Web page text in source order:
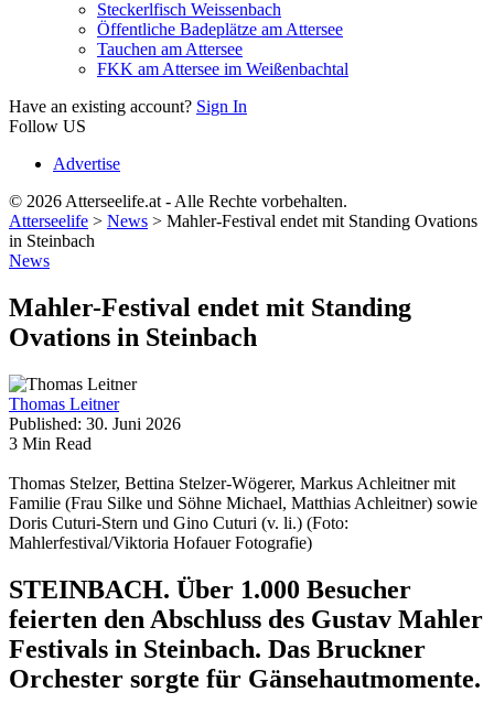
Steckerlfisch Weissenbach
Öffentliche Badeplätze am Attersee
Tauchen am Attersee
FKK am Attersee im Weißenbachtal
Have an existing account? Sign In
Follow US
Advertise
© 2026 Atterseelife.at - Alle Rechte vorbehalten.
Atterseelife > News > Mahler-Festival endet mit Standing Ovations
in Steinbach
News
Mahler-Festival endet mit Standing
Ovations in Steinbach
Thomas Leitner
Published: 30. Juni 2026
3 Min Read
Thomas Stelzer, Bettina Stelzer-Wögerer, Markus Achleitner mit
Familie (Frau Silke und Söhne Michael, Matthias Achleitner) sowie
Doris Cuturi-Stern und Gino Cuturi (v. li.) (Foto:
Mahlerfestival/Viktoria Hofauer Fotografie)
STEINBACH. Über 1.000 Besucher
feierten den Abschluss des Gustav Mahler
Festivals in Steinbach. Das Bruckner
Orchester sorgte für Gänsehautmomente.